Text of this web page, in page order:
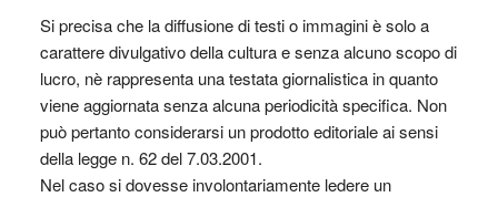
Si precisa che la diffusione di testi o immagini è solo a
carattere divulgativo della cultura e senza alcuno scopo di
lucro, nè rappresenta una testata giornalistica in quanto
viene aggiornata senza alcuna periodicità specifica. Non
può pertanto considerarsi un prodotto editoriale ai sensi
della legge n. 62 del 7.03.2001.
Nel caso si dovesse involontariamente ledere un